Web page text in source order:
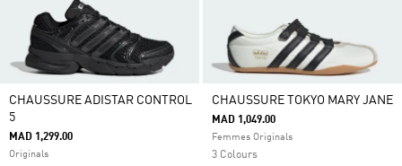
CHAUSSURE ADISTAR CONTROL
5
MAD 1,299.00
Originals
CHAUSSURE TOKYO MARY JANE
MAD 1,049.00
Femmes Originals
3 Colours